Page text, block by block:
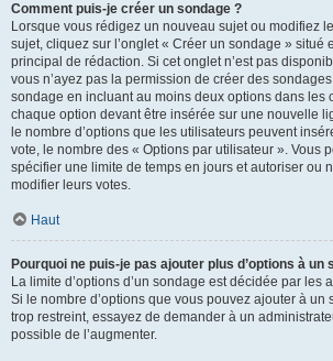
Comment puis-je créer un sondage ?
Lorsque vous rédigez un nouveau sujet ou modifiez
sujet, cliquez sur l’onglet « Créer un sondage » situé
principal de rédaction. Si cet onglet n’est pas
vous n’ayez pas la permission de créer des
sondage en incluant au moins deux options dans les
chaque option devant être insérée sur une nouvelle
le nombre d’options que les utilisateurs peuvent
vote, le nombre des « Options par utilisateur ». Vous
spécifier une limite de temps en jours et autoriser ou
modifier leurs votes.
Haut
Pourquoi ne puis-je pas ajouter plus d’options à un
La limite d’options d’un sondage est décidée par les
Si le nombre d’options que vous pouvez ajouter à un
trop restreint, essayez de demander à un
possible de l’augmenter.